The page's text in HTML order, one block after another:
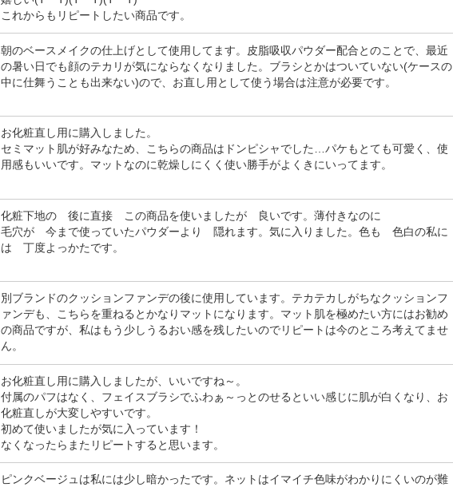
これからもリピートしたい商品です。
朝のベースメイクの仕上げとして使用してます。皮脂吸収パウダー配合とのことで、最近
の暑い日でも顔のテカリが気にならなくなりました。ブラシとかはついていない(ケースの
中に仕舞うことも出来ない)ので、お直し用として使う場合は注意が必要です。
お化粧直し用に購入しました。
セミマット肌が好みなため、こちらの商品はドンピシャでした…パケもとても可愛く、使
用感もいいです。マットなのに乾燥しにくく使い勝手がよくきにいってます。
化粧下地の 後に直接 この商品を使いましたが 良いです。薄付きなのに
毛穴が 今まで使っていたパウダーより 隠れます。気に入りました。色も 色白の私に
は 丁度よっかたです。
別ブランドのクッションファンデの後に使用しています。テカテカしがちなクッションフ
ァンデも、こちらを重ねるとかなりマットになります。マット肌を極めたい方にはお勧め
の商品ですが、私はもう少しうるおい感を残したいのでリピートは今のところ考えてませ
ん。
お化粧直し用に購入しましたが、いいですね～。
付属のパフはなく、フェイスブラシでふわぁ～っとのせるといい感じに肌が白くなり、お
化粧直しが大変しやすいです。
初めて使いましたが気に入っています！
なくなったらまたリピートすると思います。
ピンクベージュは私には少し暗かったです。ネットはイマイチ色味がわかりにくいのが難